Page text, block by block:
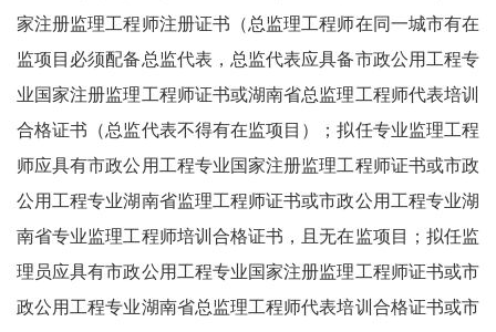
家注册监理工程师注册证书（总监理工程师在同一城市有在
监项目必须配备总监代表，总监代表应具备市政公用工程专
业国家注册监理工程师证书或湖南省总监理工程师代表培训
合格证书（总监代表不得有在监项目）；拟任专业监理工程
师应具有市政公用工程专业国家注册监理工程师证书或市政
公用工程专业湖南省监理工程师证书或市政公用工程专业湖
南省专业监理工程师培训合格证书，且无在监项目；拟任监
理员应具有市政公用工程专业国家注册监理工程师证书或市
政公用工程专业湖南省总监理工程师代表培训合格证书或市